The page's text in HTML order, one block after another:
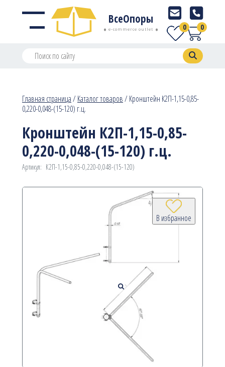
ВсеОпоры
e-commerce outlet 0
0
Главная страница/Каталог товаров/Кронштейн К2П-1,15-0,85-
0,220-0,048-(15-120) г.ц.
Кронштейн К2П-1,15-0,85-
0,220-0,048-(15-120) г.ц.
Артикул: К2П-1,15-0,85-0,220-0,048-(15-120)
В избранное